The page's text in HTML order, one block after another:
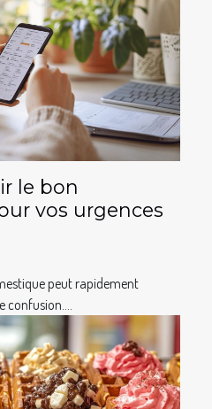
le bon
vos urgences
peut rapidement